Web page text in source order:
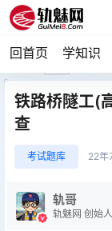
回首页 学知识
铁路桥隧工(
查
考试题库 22年
轨哥
轨魅网 创始人